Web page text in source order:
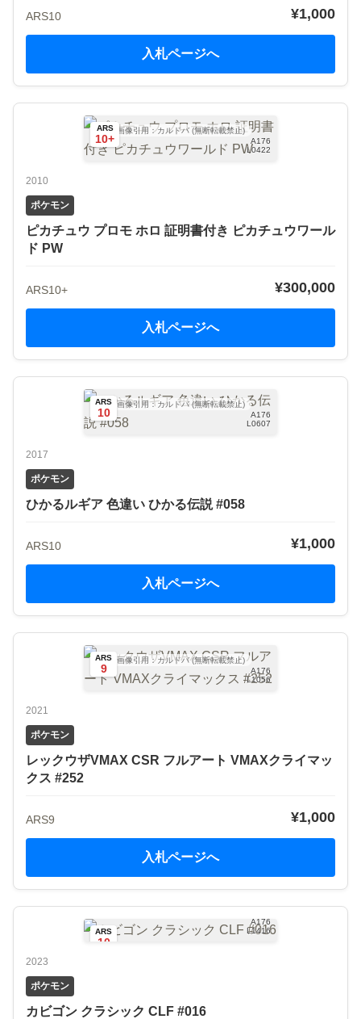
ARS10 ¥1,000
入札ページへ
ARS
10+
A176
L0422
画像引用：カルドバ (無断転載禁止)
2010
ポケモン
ピカチュウ プロモ ホロ 証明書付き ピカチュウワール
ド PW
ARS10+ ¥300,000
入札ページへ
ARS
10
A176
L0607
画像引用：カルドバ (無断転載禁止)
2017
ポケモン
ひかるルギア 色違い ひかる伝説 #058
ARS10 ¥1,000
入札ページへ
ARS
9
A176
L1056
画像引用：カルドバ (無断転載禁止)
2021
ポケモン
レックウザVMAX CSR フルアート VMAXクライマッ
クス #252
ARS9 ¥1,000
入札ページへ
ARS
10
A176
L1416
2023
ポケモン
カビゴン クラシック CLF #016